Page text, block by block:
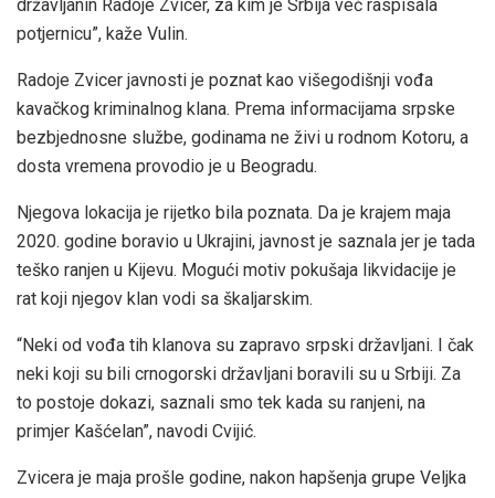
državljanin Radoje Zvicer, za kim je Srbija već raspisala
potjernicu”, kaže Vulin.
Radoje Zvicer javnosti je poznat kao višegodišnji vođa
kavačkog kriminalnog klana. Prema informacijama srpske
bezbjednosne službe, godinama ne živi u rodnom Kotoru, a
dosta vremena provodio je u Beogradu.
Njegova lokacija je rijetko bila poznata. Da je krajem maja
2020. godine boravio u Ukrajini, javnost je saznala jer je tada
teško ranjen u Kijevu. Mogući motiv pokušaja likvidacije je
rat koji njegov klan vodi sa škaljarskim.
“Neki od vođa tih klanova su zapravo srpski državljani. I čak
neki koji su bili crnogorski državljani boravili su u Srbiji. Za
to postoje dokazi, saznali smo tek kada su ranjeni, na
primjer Kašćelan”, navodi Cvijić.
Zvicera je maja prošle godine, nakon hapšenja grupe Veljka